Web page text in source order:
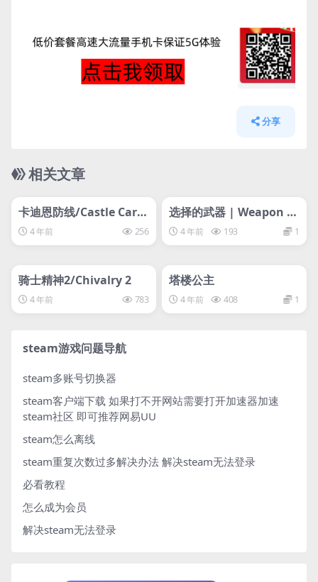
分享
相关文章
svip专属
卡迪恩防线/Castle Cardi
ans4 年前 256
选择的武器 | Weapon of
Choice
4 年前 193 1
svip专属
骑士精神2/Chivalry 2
4 年前 783
塔楼公主
4 年前 408 1
steam游戏问题导航
steam多账号切换器
steam客户端下载 如果打不开网站需要打开加速器加速
steam社区 即可推荐网易UU
steam怎么离线
steam重复次数过多解决办法 解决steam无法登录
必看教程
怎么成为会员
解决steam无法登录